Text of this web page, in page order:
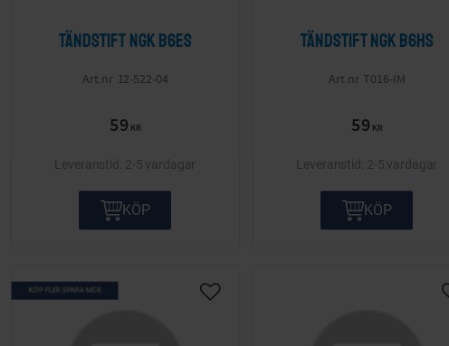
Tändstift NGK B6ES
12-522-04
59 KR
2-5 vardagar
KÖP
Tändstift NGK B6HS
T016-IM
59 KR
2-5 vardagar
KÖP
KÖP FLER SPARA MER
Lägg till i önskelista